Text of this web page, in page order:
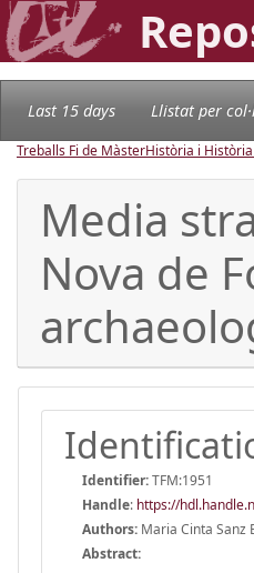
Last 15 days Llistat per
Treballs Fi de MàsterHistòria i
Media
Nova de
Identifier:TFM:1951
Handle: https://
Authors: Maria Cinta Sanz
Abstract: